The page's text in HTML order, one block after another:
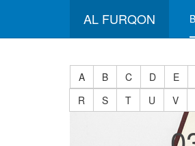
AL FURQON
A B C D E
R
S T U V